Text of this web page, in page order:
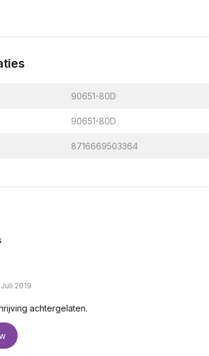
90651-80D
90651-80D
8716669503364
2019
achtergelaten.